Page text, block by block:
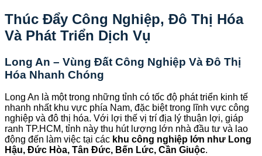
Thúc Đẩy Công Nghiệp, Đô Thị Hóa
Và Phát Triển Dịch Vụ
Long An – Vùng Đất Công Nghiệp Và Đô Thị
Hóa Nhanh Chóng
Long An là một trong những tỉnh có tốc độ phát triển kinh tế
nhanh nhất khu vực phía Nam, đặc biệt trong lĩnh vực công
nghiệp và đô thị hóa. Với lợi thế vị trí địa lý thuận lợi, giáp
ranh TP.HCM, tỉnh này thu hút lượng lớn nhà đầu tư và lao
động đến làm việc tại các khu công nghiệp lớn như Long
Hậu, Đức Hòa, Tân Đức, Bến Lức, Cần Giuộc.